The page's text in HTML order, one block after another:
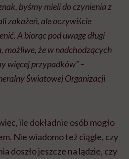
byśmy mieli do czynienia z
zakażeń, ale oczywiście
A biorąc pod uwagę długi
możliwe, że w nadchodzących
więcej przypadków” –
Światowej Organizacji
ile dokładnie osób mogło
Nie wiadomo też ciągle, czy
doszło jeszcze na lądzie, czy